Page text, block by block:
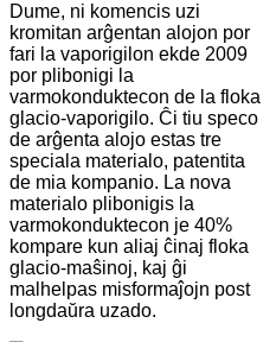
Dume, ni komencis uzi
kromitan arĝentan alojon por
fari la vaporigilon ekde 2009
por plibonigi la
varmokonduktecon de la floka
glacio-vaporigilo. Ĉi tiu speco
de arĝenta alojo estas tre
speciala materialo, patentita
de mia kompanio. La nova
materialo plibonigis la
varmokonduktecon je 40%
kompare kun aliaj ĉinaj floka
glacio-maŝinoj, kaj ĝi
malhelpas misformaĵojn post
longdaŭra uzado.